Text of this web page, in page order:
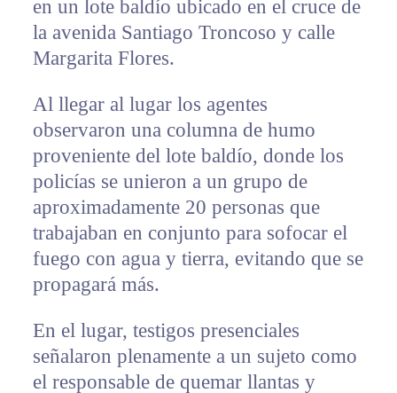
en un lote baldío ubicado en el cruce de
la avenida Santiago Troncoso y calle
Margarita Flores.
Al llegar al lugar los agentes
observaron una columna de humo
proveniente del lote baldío, donde los
policías se unieron a un grupo de
aproximadamente 20 personas que
trabajaban en conjunto para sofocar el
fuego con agua y tierra, evitando que se
propagará más.
En el lugar, testigos presenciales
señalaron plenamente a un sujeto como
el responsable de quemar llantas y